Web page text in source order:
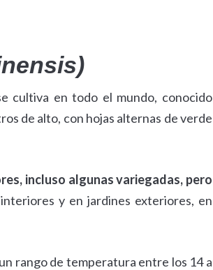
cultiva en todo el mundo, conocido
de alto, con hojas alternas de verde
incluso algunas variegadas, pero
y en jardines exteriores, en
rango de temperatura entre los 14 a